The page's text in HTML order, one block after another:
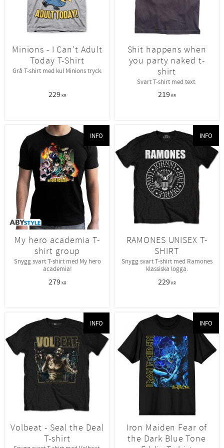
Minions - I Can't Adult
Today T-Shirt
Grå T-shirt med kul Minions tryck.
229KR
Shit happens when
you party naked t-
shirt
Svart T-shirt med text.
219KR
My hero academia T-
shirt group
Snygg svart T-shirt med My hero
academia!
279KR
INFO
RAMONES UNISEX T-
SHIRT
Snygg svart T-shirt med Ramones
klassiska logga.
229KR
INFO
Volbeat - Seal the Deal
T-shirt
INFO
Iron Maiden Fear of
the Dark Blue Tone
INFO